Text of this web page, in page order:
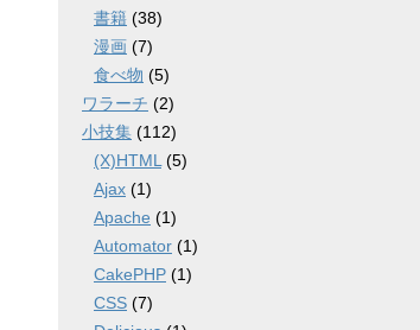
書籍 (38)
漫画 (7)
食べ物 (5)
ワラーチ (2)
小技集 (112)
(X)HTML (5)
Ajax (1)
Apache (1)
Automator (1)
CakePHP (1)
CSS (7)